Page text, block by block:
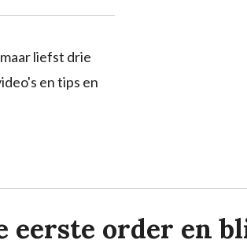
liefst drie
en tips en
eerste order en